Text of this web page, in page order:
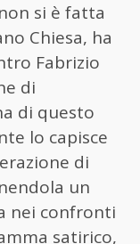
si è fatta
Chiesa, ha
Fabrizio
di
di questo
lo capisce
di
un
nei confronti
satirico,